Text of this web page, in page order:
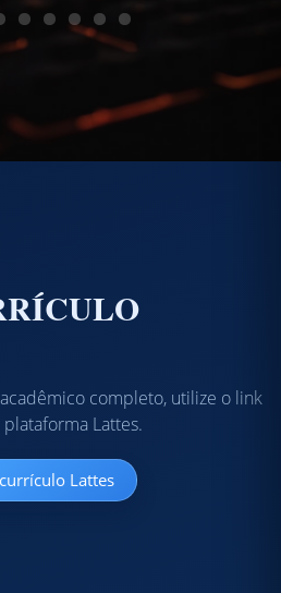
completo, utilize o link
Lattes.
Lattes